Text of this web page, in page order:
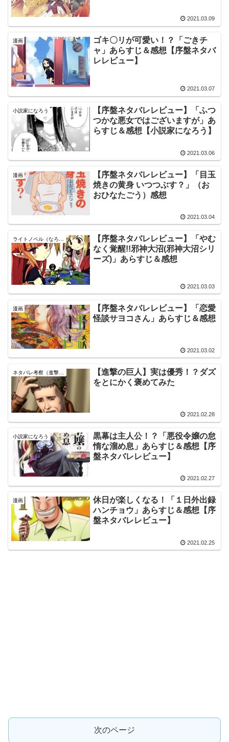
2021.03.09
漫画
ゴキ〇リが可愛い！？「ごきチ
ャ」あらすじ＆感想【序盤ネタバ
レレビュー】
2021.03.07
小説家になろう
【序盤ネタバレレビュー】「ふつ
つかな悪女ではございますが」あ
らすじ＆感想【小説家になろう】
2021.03.06
漫画
【序盤ネタバレレビュー】「目玉
焼きの黄身 いつつぶす？」（お
おひなたごう）感想
2021.03.04
【序盤ネタバレレビュー】「やむ
なく覚醒!!邪神大沼(邪神大沼シリ
ーズ)」あらすじ＆感想
2021.03.03
漫画
【序盤ネタバレレビュー】「恋愛
怪談サヨコさん」あらすじ＆感想
2021.03.02
【進撃の巨人】実は優秀！？ダズ
をとにかく褒めてみた
2021.02.28
小説家になろう
黒幕は主人公！？「悪役令嬢の怠
惰な溜め息」あらすじ＆感想【序
盤ネタバレレビュー】
2021.02.27
漫画
休日が楽しくなる！「１日外出録
ハンチョウ」あらすじ＆感想【序
盤ネタバレレビュー】
2021.02.25
次のページ